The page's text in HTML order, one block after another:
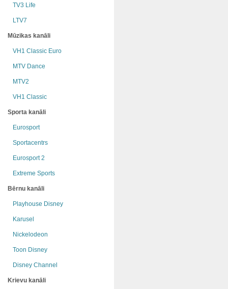
TV3 Life
LTV7
Mūzikas kanāli
VH1 Classic Euro
MTV Dance
MTV2
VH1 Classic
Sporta kanāli
Eurosport
Sportacentrs
Eurosport 2
Extreme Sports
Bērnu kanāli
Playhouse Disney
Karusel
Nickelodeon
Toon Disney
Disney Channel
Krievu kanāli